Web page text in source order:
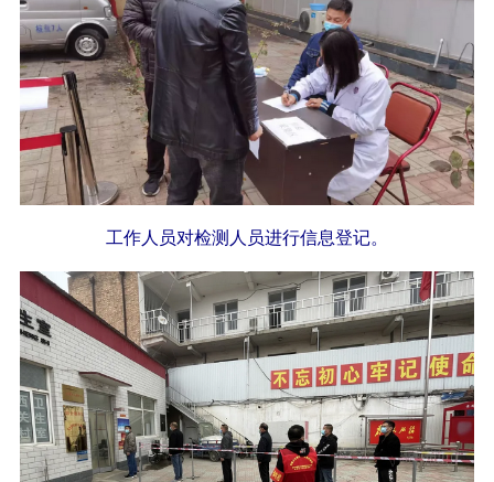
工作人员对检测人员进行信息登记。